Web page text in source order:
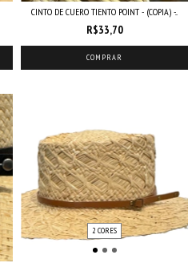
CINTO DE CUERO TIENTO POINT - (COPIA) -...
R$33,70
COMPRAR
2 CORES